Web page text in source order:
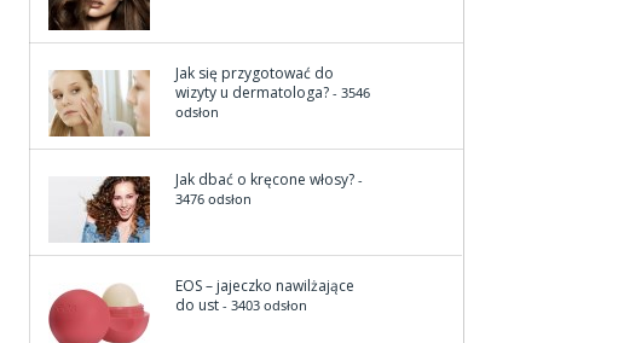
Jak się przygotować do
wizyty u dermatologa? - 3546
odsłon
Jak dbać o kręcone włosy? -
3476 odsłon
EOS – jajeczko nawilżające
do ust - 3403 odsłon